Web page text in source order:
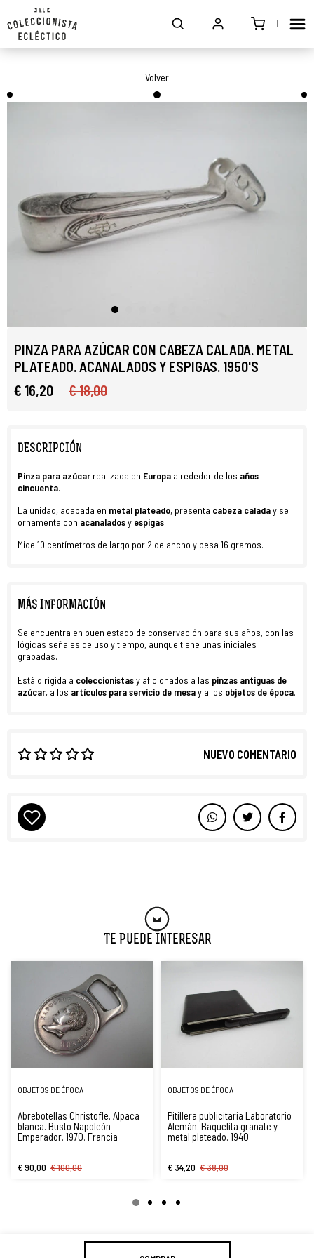
Volver
PINZA PARA AZÚCAR CON CABEZA CALADA. METAL
PLATEADO. ACANALADOS Y ESPIGAS. 1950'S
€ 16,20
€ 18,00
DESCRIPCIÓN
Pinza para azúcar realizada en Europa alrededor de los años
cincuenta.
La unidad, acabada en metal plateado, presenta cabeza caladay se
ornamenta con acanaladosy espigas.
Mide 10 centímetros de largo por 2 de ancho y pesa 16 gramos.
MÁS INFORMACIÓN
Se encuentra en buen estado de conservación para sus años, con las
lógicas señales de uso y tiempo, aunque tiene unas iniciales
grabadas.
Está dirigida a coleccionistasy aficionados a las pinzas antiguas de
azúcar, a los artículos para servicio de mesay a los objetos de época.
NUEVO COMENTARIO
Te Puede Interesar
OBJETOS DE ÉPOCA
Abrebotellas Christofle. Alpaca
blanca. Busto Napoleón
Emperador. 1970. Francia
€ 90,00 € 100,00
OBJETOS DE ÉPOCA
Pitillera publicitaria Laboratorio
Alemán. Baquelita granate y
metal plateado. 1940
€ 34,20 € 38,00